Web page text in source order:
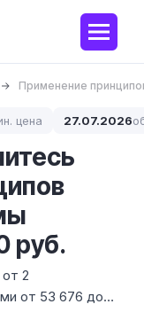
Применение
цена 27.07.2026
руб.
2
от 53 676 до